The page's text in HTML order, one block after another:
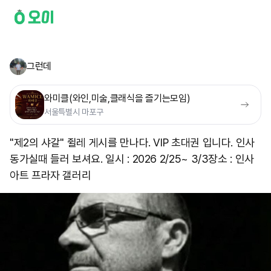
그런데
와미클(와인,미술,클래식을 즐기는모임)
서울특별시 마포구
"제2의 샤갈" 쥘레 게시를 만나다. VIP 초대권 입니다. 인사
동가실때 들러 보셔요. 일시 : 2026 2/25~ 3/3 ​장소 : 인사
아트 프라자 갤러리